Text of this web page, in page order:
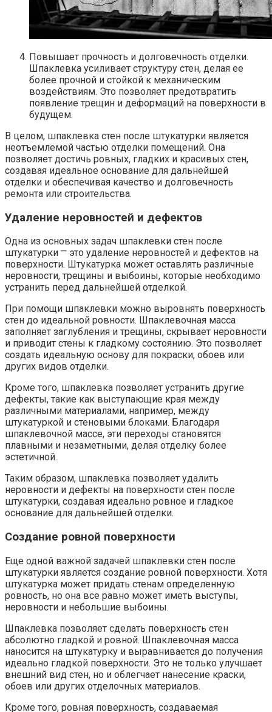
Повышает прочность и долговечность отделки.​
Шпаклевка усиливает структуру стен, делая ее
более прочной и стойкой к механическим
воздействиям.​ Это позволяет предотвратить
появление трещин и деформаций на поверхности в
будущем.​
В целом, шпаклевка стен после штукатурки является
неотъемлемой частью отделки помещений.​ Она
позволяет достичь ровных, гладких и красивых стен,
создавая идеальное основание для дальнейшей
отделки и обеспечивая качество и долговечность
ремонта или строительства.​
Удаление неровностей и дефектов
Одна из основных задач шпаклевки стен после
штукатурки ⎻ это удаление неровностей и дефектов на
поверхности. Штукатурка может оставлять различные
неровности, трещины и выбоины, которые необходимо
устранить перед дальнейшей отделкой.
При помощи шпаклевки можно выровнять поверхность
стен до идеальной ровности.​ Шпаклевочная масса
заполняет заглубления и трещины, скрывает неровности
и приводит стены к гладкому состоянию. Это позволяет
создать идеальную основу для покраски, обоев или
других видов отделки.​
Кроме того, шпаклевка позволяет устранить другие
дефекты, такие как выступающие края между
различными материалами, например, между
штукатуркой и стеновыми блоками.​ Благодаря
шпаклевочной массе, эти переходы становятся
плавными и незаметными, делая отделку более
эстетичной.​
Таким образом, шпаклевка позволяет удалить
неровности и дефекты на поверхности стен после
штукатурки, создавая идеально ровное и гладкое
основание для дальнейшей отделки.​
Создание ровной поверхности
Еще одной важной задачей шпаклевки стен после
штукатурки является создание ровной поверхности. Хотя
штукатурка может придать стенам определенную
ровность, но она все равно может иметь выступы,
неровности и небольшие выбоины.
Шпаклевка позволяет сделать поверхность стен
абсолютно гладкой и ровной.​ Шпаклевочная масса
наносится на штукатурку и выравнивается до получения
идеально гладкой поверхности. Это не только улучшает
внешний вид стен, но и облегчает нанесение краски,
обоев или других отделочных материалов.​
Кроме того, ровная поверхность, создаваемая